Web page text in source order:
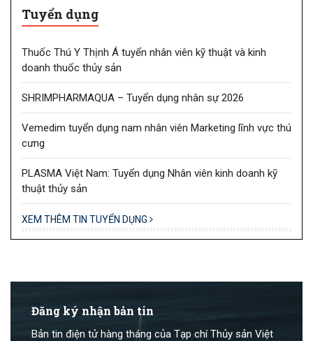
Tuyển dụng
Thuốc Thú Y Thịnh Á tuyển nhân viên kỹ thuật và kinh
doanh thuốc thủy sản
SHRIMPHARMAQUA – Tuyển dụng nhân sự 2026
Vemedim tuyển dụng nam nhân viên Marketing lĩnh vực thú
cưng
PLASMA Việt Nam: Tuyển dụng Nhân viên kinh doanh kỹ
thuật thủy sản
XEM THÊM TIN TUYỂN DỤNG
Đăng ký nhận bản tin
Bản tin điện tử hàng tháng của Tạp chí Thủy sản Việt